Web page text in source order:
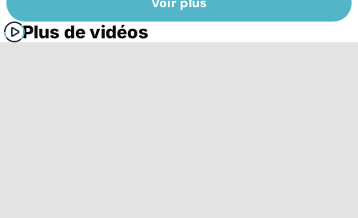
Plus de vidéos